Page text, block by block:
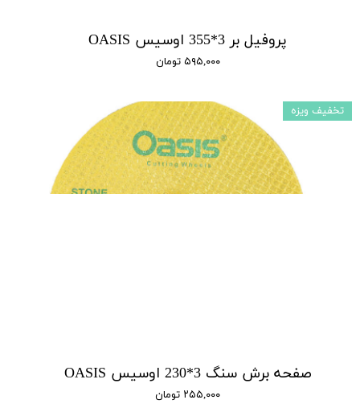
پروفیل بر 3*355 اوسیس OASIS
۵۹۵,۰۰۰ تومان
صفحه برش سنگ 3*230 اوسیس OASIS
۲۵۵,۰۰۰ تومان
تخفیف ویزه